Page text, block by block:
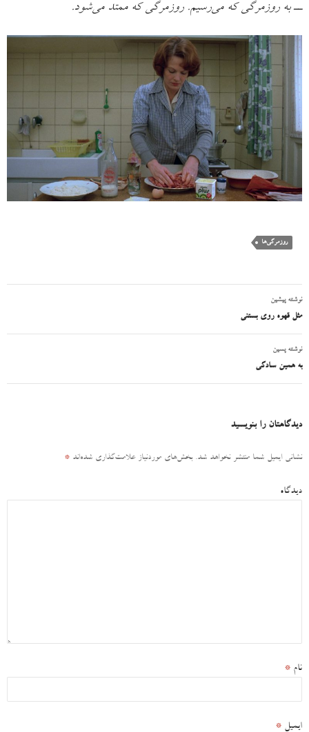
ــ به روزمرگی که می‌رسیم. روزمرگی که ممتد می‌شود.
روزمرگی‌ها
ناوبری
نوشته
نوشته پیشین
مثل قهوه‌ روی بستنی
نوشته پسین
به همین سادگی
دیدگاهتان را بنویسید
نشانی ایمیل شما منتشر نخواهد شد. بخش‌های موردنیاز علامت‌گذاری شده‌اند *
دیدگاه
نام *
ایمیل *